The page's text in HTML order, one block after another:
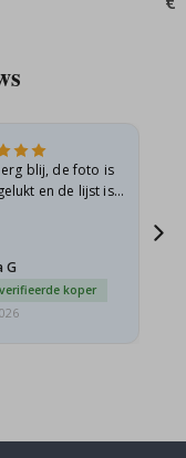
erg blij, de foto is
en de lijst is
G
koper